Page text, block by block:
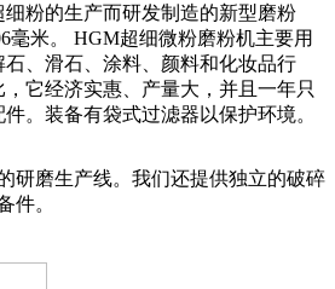
粉的生产而研发制造的新型磨粉
毫米。 HGM超细微粉磨粉机主要用
、滑石、涂料、颜料和化妆品行
它经济实惠、产量大，并且一年只
。装备有袋式过滤器以保护环境。
研磨生产线。我们还提供独立的破碎
件。